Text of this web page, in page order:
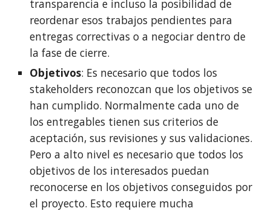
transparencia e incluso la posibilidad de
reordenar esos trabajos pendientes para
entregas correctivas o a negociar dentro de
la fase de cierre.
Objetivos: Es necesario que todos los
stakeholders reconozcan que los objetivos se
han cumplido. Normalmente cada uno de
los entregables tienen sus criterios de
aceptación, sus revisiones y sus validaciones.
Pero a alto nivel es necesario que todos los
objetivos de los interesados puedan
reconocerse en los objetivos conseguidos por
el proyecto. Esto requiere mucha